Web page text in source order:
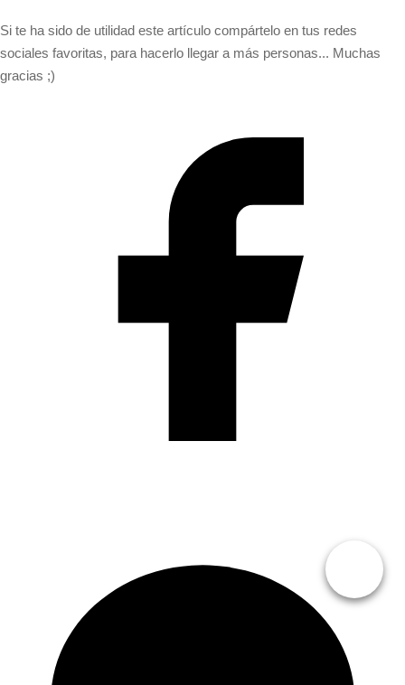
Si te ha sido de utilidad este artículo compártelo en tus redes
sociales favoritas, para hacerlo llegar a más personas... Muchas
gracias ;)